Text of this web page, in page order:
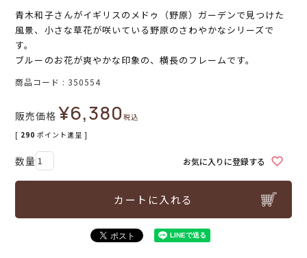
青木和子さんがイギリスのメドゥ（野原）ガーデンで見つけた
風景、小さな草花が咲いている野原のさわやかなシリーズで
す。
ブルーのお花が爽やかな印象の、横長のフレームです。
商品コード 350554
販売価格 ¥6,380税込
[ 290 ポイント進呈 ]
お気に入りに登録する
カートに入れる